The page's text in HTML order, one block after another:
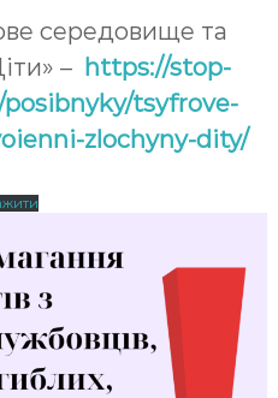
середовище та
– https://stop-
tsyfrove-
zlochyny-dity/